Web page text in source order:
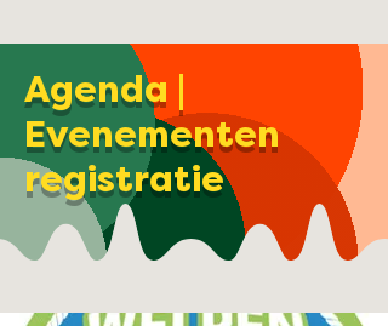
Agenda |
Evenementen
registratie